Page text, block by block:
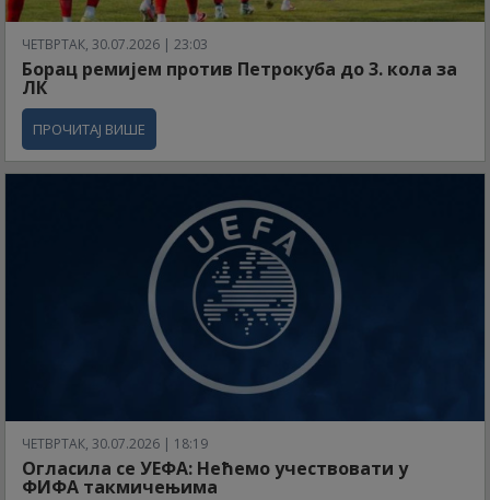
ЧЕТВРТАК, 30.07.2026 | 23:03
Борац ремијем против Петрокуба до 3. кола за
ЛК
ПРОЧИТАЈ ВИШЕ
ЧЕТВРТАК, 30.07.2026 | 18:19
Огласила се УЕФА: Нећемо учествовати у
ФИФА такмичењима